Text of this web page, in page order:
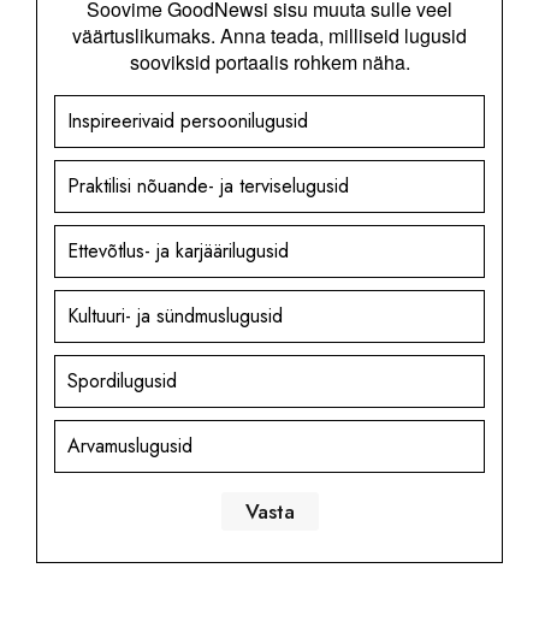
Soovime GoodNewsi sisu muuta sulle veel
väärtuslikumaks. Anna teada, milliseid lugusid
sooviksid portaalis rohkem näha.
Inspireerivaid persoonilugusid
Praktilisi nõuande- ja terviselugusid
Ettevõtlus- ja karjäärilugusid
Kultuuri- ja sündmuslugusid
Spordilugusid
Arvamuslugusid